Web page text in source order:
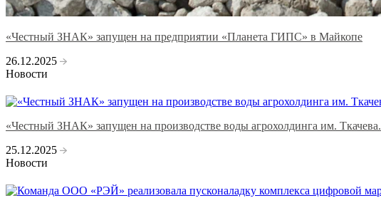
«Честный ЗНАК» запущен на предприятии «Планета ГИПС» в Майкопе
26.12.2025
Новости
«Честный ЗНАК» запущен на производстве воды агрохолдинга им. Ткачева.
25.12.2025
Новости